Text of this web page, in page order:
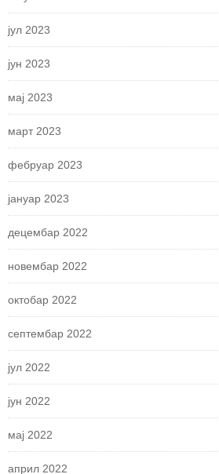
јул 2023
јун 2023
мај 2023
март 2023
фебруар 2023
јануар 2023
децембар 2022
новембар 2022
октобар 2022
септембар 2022
јул 2022
јун 2022
мај 2022
април 2022